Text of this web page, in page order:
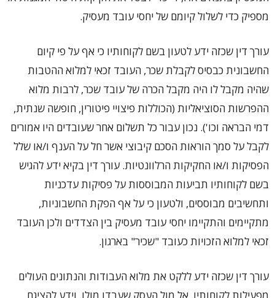
מספיק כדי לשלול קיומם של יחסי עובד מעסיק.
עורך דין שכזה ידע לטעון בשם לקוחותיו כי אף על פי קיום
החשבונית כבסיס לקבלת שכר, העובד זכאי למלוא ההטבות
שהיה מקבל לו היה מקבל הכרה של עובד שכר, לרבות מלוא
ההפרשות הסוציאליות (הכוללות פיצויי פיטורין, חופשה שנתית,
דמי הבראה וכו'). נכון עבור כל תשלום אחר שעובדים היו אמורים
לקבל על סמך הוראות הסכם קיבוצי אשר חל על הענף ו/או שלל
הפסיקות ו/או החקיקות הרלוונטיות. עורך דין בקיא ידע להגיש
בשם לקוחותיו תביעות המבוססות על פסיקות עדכניות
ותחשיבים מבוססים, ולטעון כי על אף הפקת החשבוניות,
מתקיימים והתקיימו יחסי עובד מעסיק בין הצדדים ולכן העובד
זכאי למלוא הזכויות כעובד "שכיר" בארגון.
עורך דין שכזה ידע ללקט את מלוא העבודות והנתונים העולים